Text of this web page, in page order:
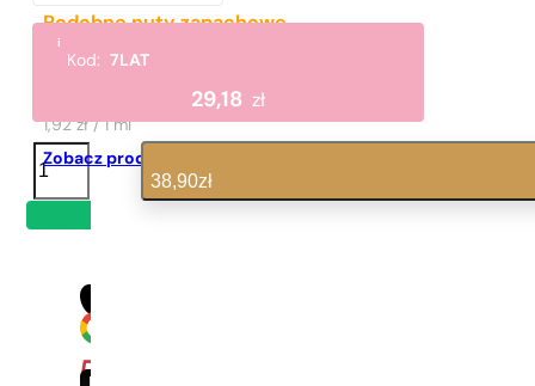
Podobne nuty zapachowe
Intense
1,92 zł / 1 ml
Zobacz produkt
i
Kod:7LAT
29,18 zł
ilość
N°
42
38,90zł